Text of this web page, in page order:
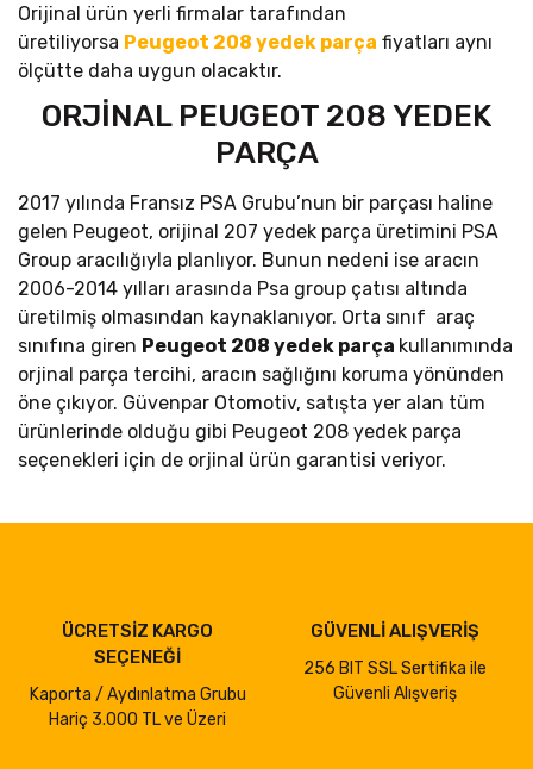
Orijinal ürün yerli firmalar tarafından
üretiliyorsa Peugeot 208 yedek parça fiyatları aynı
ölçütte daha uygun olacaktır.
ORJİNAL PEUGEOT 208 YEDEK
PARÇA
2017 yılında Fransız PSA Grubu’nun bir parçası haline
gelen Peugeot, orijinal 207 yedek parça üretimini PSA
Group aracılığıyla planlıyor. Bunun nedeni ise aracın
2006-2014 yılları arasında Psa group çatısı altında
üretilmiş olmasından kaynaklanıyor. Orta sınıf araç
sınıfına giren Peugeot 208 yedek parça kullanımında
orjinal parça tercihi, aracın sağlığını koruma yönünden
öne çıkıyor. Güvenpar Otomotiv, satışta yer alan tüm
ürünlerinde olduğu gibi Peugeot 208 yedek parça
seçenekleri için de orjinal ürün garantisi veriyor.
ÜCRETSİZ KARGO
SEÇENEĞİ
Kaporta / Aydınlatma Grubu
Hariç 3.000 TL ve Üzeri
GÜVENLİ ALIŞVERİŞ
256 BIT SSL Sertifika ile
Güvenli Alışveriş